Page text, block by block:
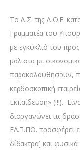
Το Δ.Σ. της Δ.Ο.Ε.
Γραμματέα του
με εγκύκλιό του
μάλιστα με
παρακολουθήσουν,
κερδοσκοπική
Εκπαίδευση» (!!!).
διοργανώνει τις
ΕΛ.Π.ΠΟ. προσφέρει
δίδακτρα) και